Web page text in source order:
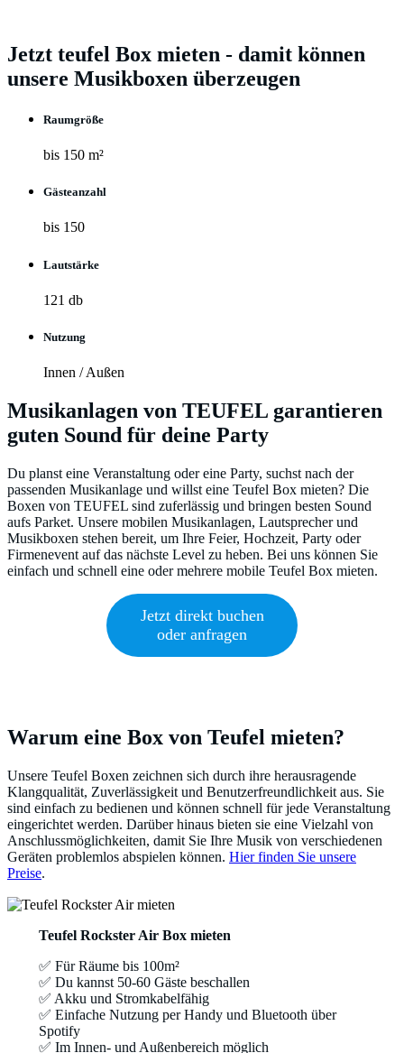
Jetzt teufel Box mieten - damit können
unsere Musikboxen überzeugen
Raumgröße
bis 150 m²
Gästeanzahl
bis 150
Lautstärke
121 db
Nutzung
Innen / Außen
Musikanlagen von TEUFEL garantieren
guten Sound für deine Party
Du planst eine Veranstaltung oder eine Party, suchst nach der
passenden Musikanlage und willst eine Teufel Box mieten? Die
Boxen von TEUFEL sind zuferlässig und bringen besten Sound
aufs Parket. Unsere mobilen Musikanlagen, Lautsprecher und
Musikboxen stehen bereit, um Ihre Feier, Hochzeit, Party oder
Firmenevent auf das nächste Level zu heben. Bei uns können Sie
einfach und schnell eine oder mehrere mobile Teufel Box mieten.
Jetzt direkt buchen
oder anfragen
Warum eine Box von Teufel mieten?
Unsere Teufel Boxen zeichnen sich durch ihre herausragende
Klangqualität, Zuverlässigkeit und Benutzerfreundlichkeit aus. Sie
sind einfach zu bedienen und können schnell für jede Veranstaltung
eingerichtet werden. Darüber hinaus bieten sie eine Vielzahl von
Anschlussmöglichkeiten, damit Sie Ihre Musik von verschiedenen
Geräten problemlos abspielen können. Hier finden Sie unsere
Preise.
Teufel Rockster Air Box mieten
✅ Für Räume bis 100m²
✅ Du kannst 50-60 Gäste beschallen
✅ Akku und Stromkabelfähig
✅ Einfache Nutzung per Handy und Bluetooth über
Spotify
✅ Im Innen- und Außenbereich möglich